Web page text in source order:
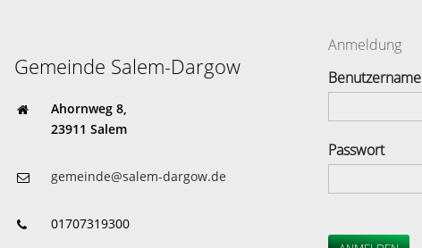
Gemeinde Salem-Dargow
Ahornweg 8,
23911 Salem
gemeinde@salem-dargow.de
01707319300
Anmeldung
Benutzername
Passwort